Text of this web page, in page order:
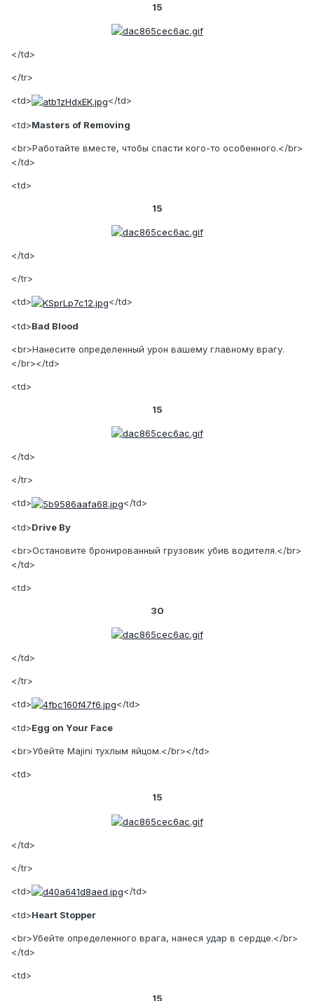
15
</td>
</tr>
<td> </td>
<td>Masters of Removing
<br>Работайте вместе, чтобы спасти кого-то особенного.</br>
</td>
<td>
15
</td>
</tr>
<td> </td>
<td>Bad Blood
<br>Нанесите определенный урон вашему главному врагу.
</br></td>
<td>
15
</td>
</tr>
<td> </td>
<td>Drive By
<br>Остановите бронированный грузовик убив водителя.</br>
</td>
<td>
30
</td>
</tr>
<td> </td>
<td>Egg on Your Face
<br>Убейте Majini тухлым яйцом.</br></td>
<td>
15
</td>
</tr>
<td> </td>
<td>Heart Stopper
<br>Убейте определенного врага, нанеся удар в сердце.</br>
</td>
<td>
15